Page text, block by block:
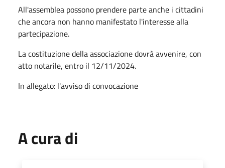
All'assemblea possono prendere parte anche i cittadini
che ancora non hanno manifestato l'interesse alla
partecipazione.
La costituzione della associazione dovrà avvenire, con
atto notarile, entro il 12/11/2024.
In allegato: l'avviso di convocazione
A cura di